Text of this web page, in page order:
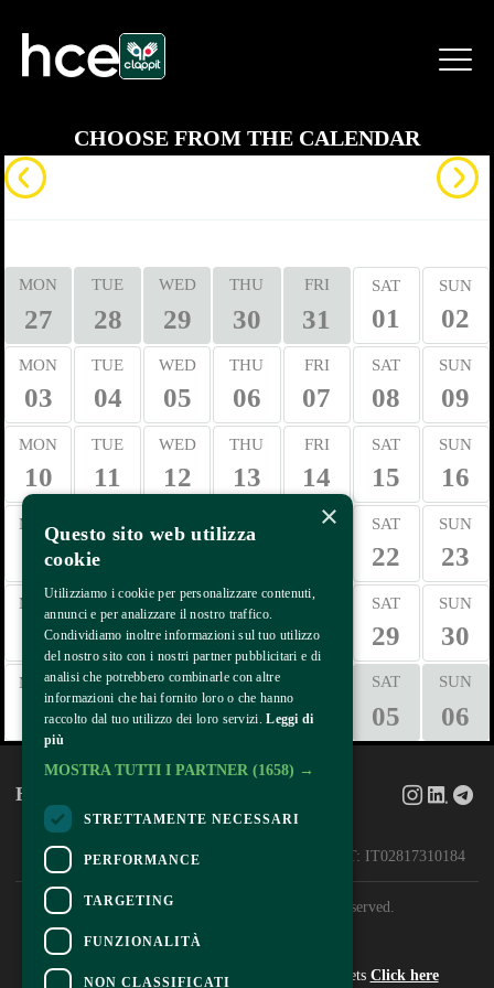
CHOOSE FROM THE CALENDAR
MON
27
TUE
28
WED
29
THU
30
FRI
31
SAT
01
SUN
02
MON
03
TUE
04
WED
05
THU
06
FRI
07
SAT
08
SUN
09
MON
10
TUE
11
WED
12
THU
13
FRI
14
SAT
15
SUN
16
MON
17
TUE
18
WED FRI SAT
22
SUN
23
MON
24
TUE
25
WED
26
THU
27
FRI
28
SAT
29
SUN
30
MON
31
TUE
01
WED
02
THU
03 04
SAT
05
SUN
06
Home
Via Bazzana Inferiore 4, 20057 Assago (MI) — VAT: IT02817310184
© 2026 HCE International. All rights reserved.
For information and support in purchasing tickets Click here
×
Questo sito web utilizza
cookie
Utilizziamo i cookie per personalizzare contenuti,
annunci e per analizzare il nostro traffico.
Condividiamo inoltre informazioni sul tuo utilizzo
del nostro sito con i nostri partner pubblicitari e di
analisi che potrebbero combinarle con altre
informazioni che hai fornito loro o che hanno
raccolto dal tuo utilizzo dei loro servizi. Leggi di
più
MOSTRA TUTTI I PARTNER (1658) →
STRETTAMENTE NECESSARI
PERFORMANCE
TARGETING
FUNZIONALITÀ
NON CLASSIFICATI